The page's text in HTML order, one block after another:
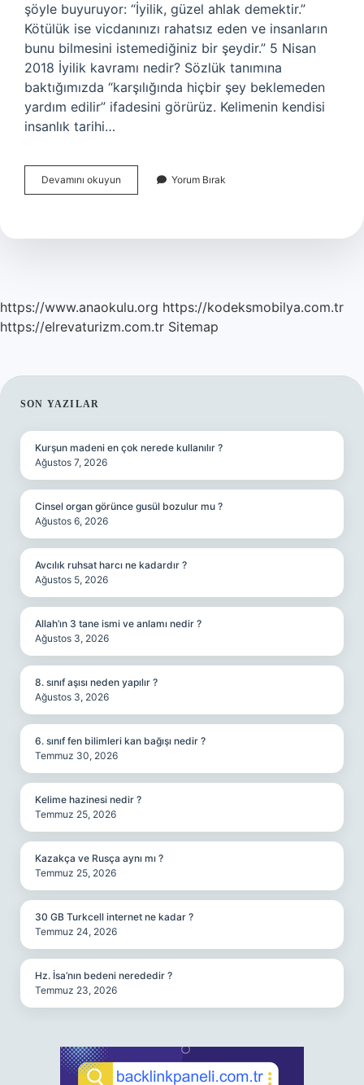
şöyle buyuruyor: “İyilik, güzel ahlak demektir.”
Kötülük ise vicdanınızı rahatsız eden ve insanların
bunu bilmesini istemediğiniz bir şeydir.” 5 Nisan
2018 İyilik kavramı nedir? Sözlük tanımına
baktığımızda “karşılığında hiçbir şey beklemeden
yardım edilir” ifadesini görürüz. Kelimenin kendisi
insanlık tarihi…
Devamını okuyun
Göre
Yorum Bırak
https://www.anaokulu.org https://kodeksmobilya.com.tr
https://elrevaturizm.com.tr Sitemap
SIDEBAR
SON YAZILAR
Kurşun madeni en çok nerede kullanılır ?
Ağustos 7, 2026
Cinsel organ görünce gusül bozulur mu ?
Ağustos 6, 2026
Avcılık ruhsat harcı ne kadardır ?
Ağustos 5, 2026
Allah’ın 3 tane ismi ve anlamı nedir ?
Ağustos 3, 2026
8. sınıf aşısı neden yapılır ?
Ağustos 3, 2026
6. sınıf fen bilimleri kan bağışı nedir ?
Temmuz 30, 2026
Kelime hazinesi nedir ?
Temmuz 25, 2026
Kazakça ve Rusça aynı mı ?
Temmuz 25, 2026
30 GB Turkcell internet ne kadar ?
Temmuz 24, 2026
Hz. İsa’nın bedeni nerededir ?
Temmuz 23, 2026